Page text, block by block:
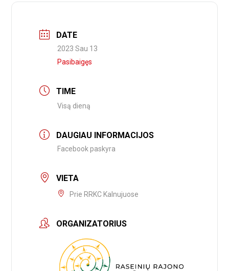
DATE
2023 Sau 13
Pasibaigęs
TIME
Visą dieną
DAUGIAU INFORMACIJOS
Facebook paskyra
VIETA
Prie RRKC Kalnujuose
ORGANIZATORIUS